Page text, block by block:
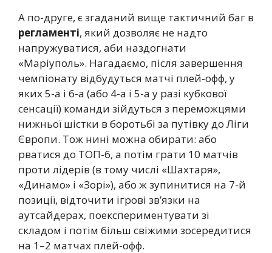
А по-друге, є згаданий вище тактичний баг в
регламенті, який дозволяє не надто
напружуватися, аби наздогнати
«Маріуполь». Нагадаємо, після завершення
чемпіонату відбудуться матчі плей-офф, у
яких 5-а і 6-а (або 4-а і 5-а у разі кубкової
сенсації) команди зійдуться з переможцями
нижньої шістки в боротьбі за путівку до Ліги
Європи. Тож нині можна обирати: або
рватися до ТОП-6, а потім грати 10 матчів
проти лідерів (в тому числі «Шахтаря»,
«Динамо» і «Зорі»), або ж зупинитися на 7-й
позиції, відточити ігрові зв’язки на
аутсайдерах, поекспериментувати зі
складом і потім більш свіжими зосередитися
на 1–2 матчах плей-офф.